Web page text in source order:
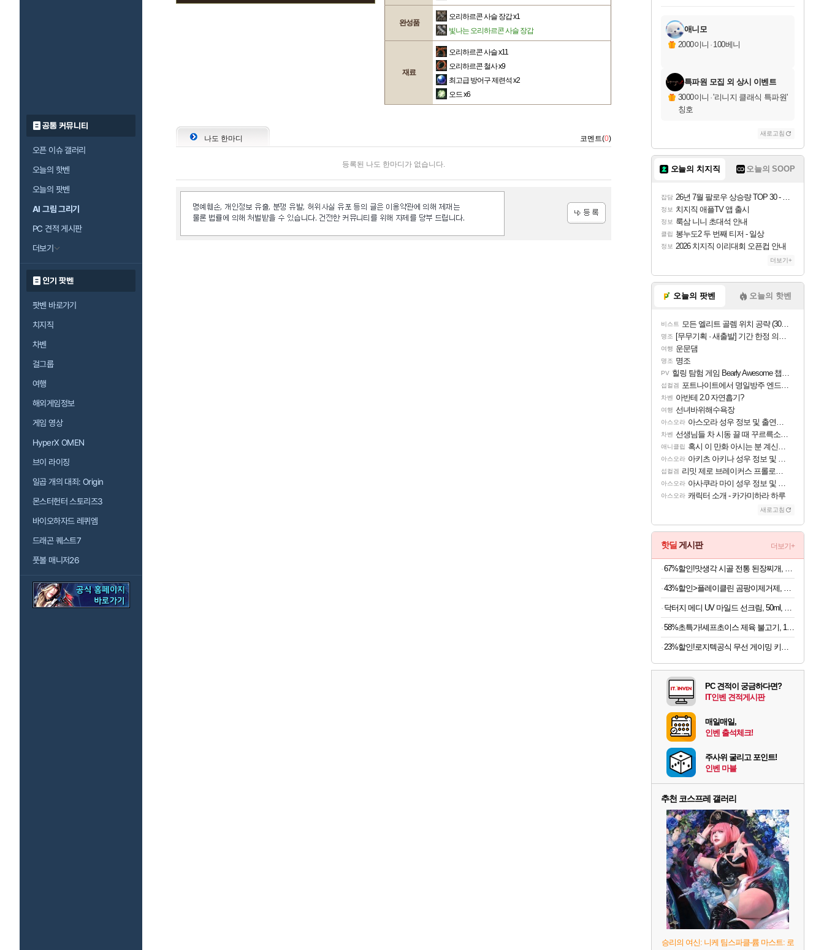
공통 커뮤니티
오픈 이슈 갤러리
오늘의 핫벤
오늘의 팟벤
AI 그림 그리기
PC 견적 게시판
더보기
인기 팟벤
팟벤 바로가기
치지직
차벤
걸그룹
여행
해외게임정보
게임 영상
HyperX OMEN
브이 라이징
일곱 개의 대죄: Origin
몬스터헌터 스토리즈3
바이오하자드 레퀴엠
드래곤 퀘스트7
풋볼 매니저26
완성품
오리하르콘 사슬 장갑x1
빛나는 오리하르콘 사슬 장갑
재료
오리하르콘 사슬x11
오리하르콘 철사x9
최고급 방어구 제련석 x2
오드x6
나도 한마디 코멘트(0)
등록된 나도 한마디가 없습니다.
교환.
당첨되셨습니다.
당첨되셨습니다.
당첨되셨습니다.
당첨되셨습니다.
당첨되셨습니다.
당첨되셨습니다.
에디션 (스팀코드)
당첨되셨습니다.
애니모
2000이니 · 100베니
특파원 모집 외 상시 이벤트
3000이니 ·'리니지 클래식 특파원'
칭호
새로고침
오늘의 치지직 오늘의 SOOP
잡담 26년 7월 팔로우 상승량 TOP 30 - 월간 치지직
정보 치지직 애플TV 앱 출시
정보 룩삼 니니 초대석 안내
클립 봉누도2 두 번째 티저 - 일상
정보 2026 치지직 이리대회 오픈컵 안내
더보기+
오늘의 팟벤 오늘의 핫벤
비스트 모든 엘리트 골렘 위치 공략 (30개) - 방랑 결투가
명조 [무무기획 · 새출발] 기간 한정 의뢰 이벤트
여행 운문댐
명조 명조
PV 힐링 탐험 게임 Bearly Awesome 챕터 1 트레일러
섭컬겜 포트나이트에서 명일방주 엔드필드 [펠리카] 판매 예정
차벤 아반테 2.0 자연흡기?
여행 선녀바위해수욕장
아스오라 아스오라 성우 정보 및 출연작 모음
차벤 선생님들 차 시동 끌 때 꾸르륵소리나는데
애니클립 혹시 이 만화 아시는 분 계신가요
아스오라 아키츠 아키나 성우 정보 및 주요 필모
섭컬겜 리밋 제로 브레이커스 프롤로그 테스트 후기 영상 업로드
아스오라 아사쿠라 마이 성우 정보 및 주요 필모
아스오라 캐릭터 소개 - 카가미하라 하루
새로고침
핫딜 게시판 더보기+
23%할인!로지텍공식 무선 게이밍 키보드 화이트, 갈축
PC 견적이 궁금하다면?
IT인벤 견적게시판
매일매일,
인벤 출석체크!
주사위 굴리고 포인트!
인벤 마블
추천 코스프레 갤러리
승리의 여신: 니케 팀스파클-륨 마스트: 로